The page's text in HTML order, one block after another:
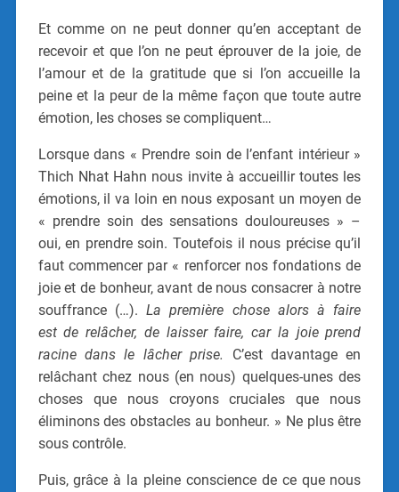
Et comme on ne peut donner qu’en acceptant de
recevoir et que l’on ne peut éprouver de la joie, de
l’amour et de la gratitude que si l’on accueille la
peine et la peur de la même façon que toute autre
émotion, les choses se compliquent…
Lorsque dans « Prendre soin de l’enfant intérieur »
Thich Nhat Hahn nous invite à accueillir toutes les
émotions, il va loin en nous exposant un moyen de
« prendre soin des sensations douloureuses » –
oui, en prendre soin. Toutefois il nous précise qu’il
faut commencer par « renforcer nos fondations de
joie et de bonheur, avant de nous consacrer à notre
souffrance (…).La première chose alors à faire
est de relâcher, de laisser faire, car la joie prend
racine dans le lâcher prise. C’est davantage en
relâchant chez nous (en nous) quelques-unes des
choses que nous croyons cruciales que nous
éliminons des obstacles au bonheur. » Ne plus être
sous contrôle.
Puis, grâce à la pleine conscience de ce que nous